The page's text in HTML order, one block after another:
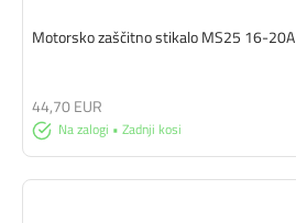
Motorsko zaščitno stikalo MS25 16-20A
Na zalogi • Zadnji kosi
44,70 EUR